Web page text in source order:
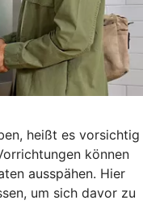
heißt es vorsichtig
können
ausspähen. Hier
um sich davor zu